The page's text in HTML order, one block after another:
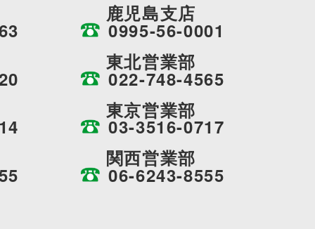
鹿児島支店
0995-56-0001
東北営業部
022-748-4565
東京営業部
03-3516-0717
関西営業部
06-6243-8555